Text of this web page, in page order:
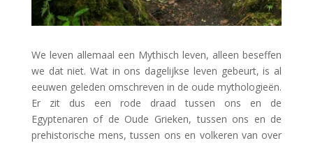
We leven allemaal een Mythisch leven, alleen beseffen
we dat niet. Wat in ons dagelijkse leven gebeurt, is al
eeuwen geleden omschreven in de oude mythologieën.
Er zit dus een rode draad tussen ons en de
Egyptenaren of de Oude Grieken, tussen ons en de
prehistorische mens, tussen ons en volkeren van over